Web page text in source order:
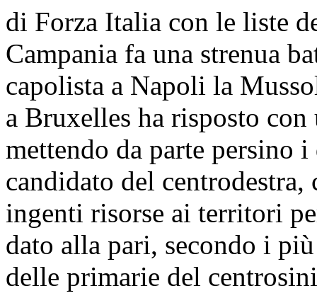
di Forza Italia con le liste
Campania fa una strenua
capolista a Napoli la
a Bruxelles ha risposto
mettendo da parte persino
candidato del
ingenti risorse ai territori
dato alla pari, secondo i
delle primarie del